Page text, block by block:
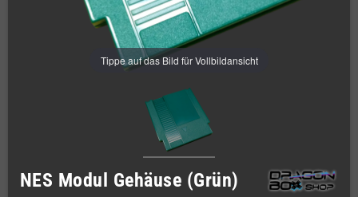
Tippe auf das Bild für Vollbildansicht
NES Modul Gehäuse (Grün)